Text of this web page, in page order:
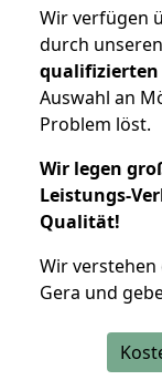
Wir verfügen
durch
qualifizierten
Auswahl an
Problem löst.
Wir legen
Leistungs-
Qualität!
Wir
Gera und